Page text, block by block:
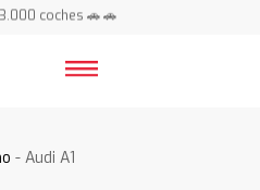
coches 🚗 🚗
- Audi A1